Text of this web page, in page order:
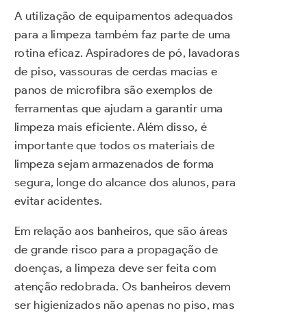
A utilização de equipamentos adequados
para a limpeza também faz parte de uma
rotina eficaz. Aspiradores de pó, lavadoras
de piso, vassouras de cerdas macias e
panos de microfibra são exemplos de
ferramentas que ajudam a garantir uma
limpeza mais eficiente. Além disso, é
importante que todos os materiais de
limpeza sejam armazenados de forma
segura, longe do alcance dos alunos, para
evitar acidentes.
Em relação aos banheiros, que são áreas
de grande risco para a propagação de
doenças, a limpeza deve ser feita com
atenção redobrada. Os banheiros devem
ser higienizados não apenas no piso, mas